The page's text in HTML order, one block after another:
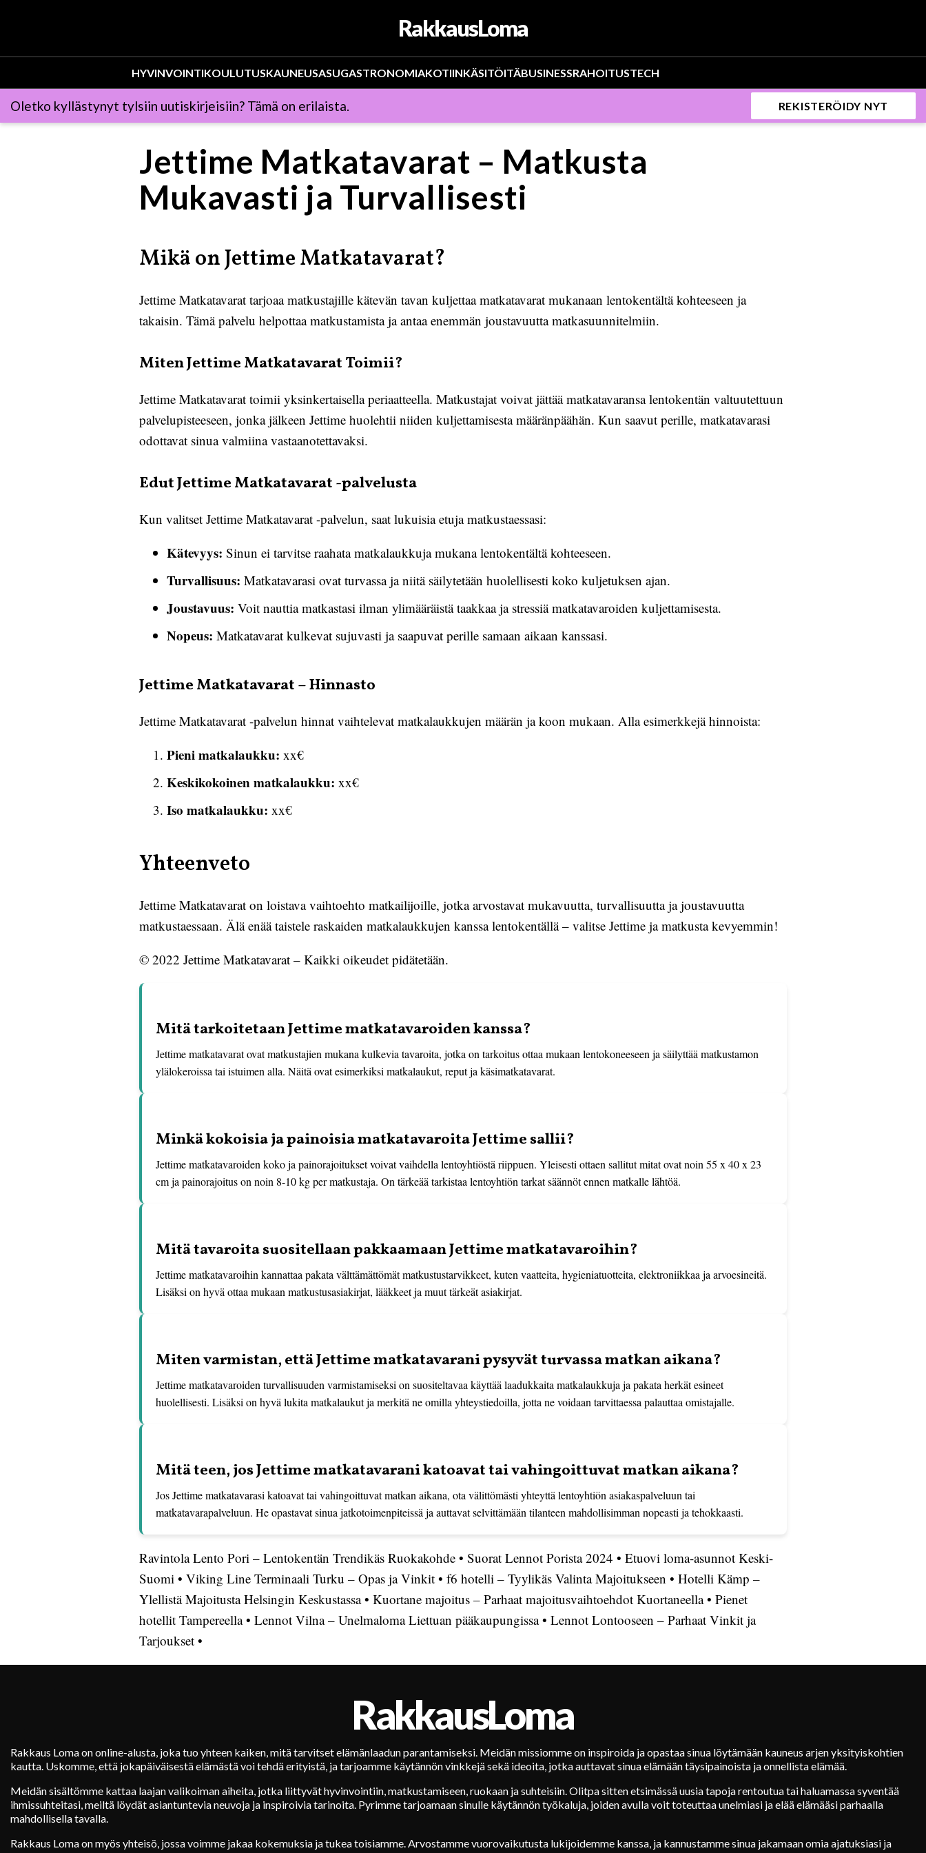
RakkausLoma
HYVINVOINTIKOULUTUSKAUNEUSASUGASTRONOMIAKOTIINKÄSITÖITÄBUSINESSRAHOITUSTECH
Oletko kyllästynyt tylsiin uutiskirjeisiin? Tämä on erilaista. REKISTERÖIDY NYT
Jettime Matkatavarat – Matkusta
Mukavasti ja Turvallisesti
Mikä on Jettime Matkatavarat?
Jettime Matkatavarat tarjoaa matkustajille kätevän tavan kuljettaa matkatavarat mukanaan lentokentältä kohteeseen ja
takaisin. Tämä palvelu helpottaa matkustamista ja antaa enemmän joustavuutta matkasuunnitelmiin.
Miten Jettime Matkatavarat Toimii?
Jettime Matkatavarat toimii yksinkertaisella periaatteella. Matkustajat voivat jättää matkatavaransa lentokentän valtuutettuun
palvelupisteeseen, jonka jälkeen Jettime huolehtii niiden kuljettamisesta määränpäähän. Kun saavut perille, matkatavarasi
odottavat sinua valmiina vastaanotettavaksi.
Edut Jettime Matkatavarat -palvelusta
Kun valitset Jettime Matkatavarat -palvelun, saat lukuisia etuja matkustaessasi:
Kätevyys: Sinun ei tarvitse raahata matkalaukkuja mukana lentokentältä kohteeseen.
Turvallisuus: Matkatavarasi ovat turvassa ja niitä säilytetään huolellisesti koko kuljetuksen ajan.
Joustavuus: Voit nauttia matkastasi ilman ylimääräistä taakkaa ja stressiä matkatavaroiden kuljettamisesta.
Nopeus: Matkatavarat kulkevat sujuvasti ja saapuvat perille samaan aikaan kanssasi.
Jettime Matkatavarat – Hinnasto
Jettime Matkatavarat -palvelun hinnat vaihtelevat matkalaukkujen määrän ja koon mukaan. Alla esimerkkejä hinnoista:
Pieni matkalaukku: xx€
Keskikokoinen matkalaukku: xx€
Iso matkalaukku: xx€
Yhteenveto
Jettime Matkatavarat on loistava vaihtoehto matkailijoille, jotka arvostavat mukavuutta, turvallisuutta ja joustavuutta
matkustaessaan. Älä enää taistele raskaiden matkalaukkujen kanssa lentokentällä – valitse Jettime ja matkusta kevyemmin!
© 2022 Jettime Matkatavarat – Kaikki oikeudet pidätetään.
Mitä tarkoitetaan Jettime matkatavaroiden kanssa?
Jettime matkatavarat ovat matkustajien mukana kulkevia tavaroita, jotka on tarkoitus ottaa mukaan lentokoneeseen ja säilyttää matkustamon
ylälokeroissa tai istuimen alla. Näitä ovat esimerkiksi matkalaukut, reput ja käsimatkatavarat.
Minkä kokoisia ja painoisia matkatavaroita Jettime sallii?
Jettime matkatavaroiden koko ja painorajoitukset voivat vaihdella lentoyhtiöstä riippuen. Yleisesti ottaen sallitut mitat ovat noin 55 x 40 x 23
cm ja painorajoitus on noin 8-10 kg per matkustaja. On tärkeää tarkistaa lentoyhtiön tarkat säännöt ennen matkalle lähtöä.
Mitä tavaroita suositellaan pakkaamaan Jettime matkatavaroihin?
Jettime matkatavaroihin kannattaa pakata välttämättömät matkustustarvikkeet, kuten vaatteita, hygieniatuotteita, elektroniikkaa ja arvoesineitä.
Lisäksi on hyvä ottaa mukaan matkustusasiakirjat, lääkkeet ja muut tärkeät asiakirjat.
Miten varmistan, että Jettime matkatavarani pysyvät turvassa matkan aikana?
Jettime matkatavaroiden turvallisuuden varmistamiseksi on suositeltavaa käyttää laadukkaita matkalaukkuja ja pakata herkät esineet
huolellisesti. Lisäksi on hyvä lukita matkalaukut ja merkitä ne omilla yhteystiedoilla, jotta ne voidaan tarvittaessa palauttaa omistajalle.
Mitä teen, jos Jettime matkatavarani katoavat tai vahingoittuvat matkan aikana?
Jos Jettime matkatavarasi katoavat tai vahingoittuvat matkan aikana, ota välittömästi yhteyttä lentoyhtiön asiakaspalveluun tai
matkatavarapalveluun. He opastavat sinua jatkotoimenpiteissä ja auttavat selvittämään tilanteen mahdollisimman nopeasti ja tehokkaasti.
Ravintola Lento Pori – Lentokentän Trendikäs Ruokakohde • Suorat Lennot Porista 2024 • Etuovi loma-asunnot Keski-
Suomi • Viking Line Terminaali Turku – Opas ja Vinkit • f6 hotelli – Tyylikäs Valinta Majoitukseen • Hotelli Kämp –
Ylellistä Majoitusta Helsingin Keskustassa• Kuortane majoitus – Parhaat majoitusvaihtoehdot Kuortaneella• Pienet
hotellit Tampereella• Lennot Vilna – Unelmaloma Liettuan pääkaupungissa• Lennot Lontooseen – Parhaat Vinkit ja
Tarjoukset •
RakkausLoma
Rakkaus Loma on online-alusta, joka tuo yhteen kaiken, mitä tarvitset elämänlaadun parantamiseksi. Meidän missiomme on inspiroida ja opastaa sinua löytämään kauneus arjen yksityiskohtien
kautta. Uskomme, että jokapäiväisestä elämästä voi tehdä erityistä, ja tarjoamme käytännön vinkkejä sekä ideoita, jotka auttavat sinua elämään täysipainoista ja onnellista elämää.
Meidän sisältömme kattaa laajan valikoiman aiheita, jotka liittyvät hyvinvointiin, matkustamiseen, ruokaan ja suhteisiin. Olitpa sitten etsimässä uusia tapoja rentoutua tai haluamassa syventää
ihmissuhteitasi, meiltä löydät asiantuntevia neuvoja ja inspiroivia tarinoita. Pyrimme tarjoamaan sinulle käytännön työkaluja, joiden avulla voit toteuttaa unelmiasi ja elää elämääsi parhaalla
mahdollisella tavalla.
Rakkaus Loma on myös yhteisö, jossa voimme jakaa kokemuksia ja tukea toisiamme. Arvostamme vuorovaikutusta lukijoidemme kanssa, ja kannustamme sinua jakamaan omia ajatuksiasi ja